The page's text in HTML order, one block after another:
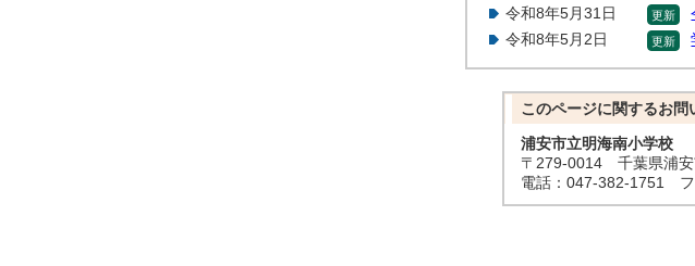
令和8年5月31日
更新
令和8年5月2日
更新
このページに関するお問
浦安市立明海南小学校
〒279-0014 千葉県浦安
電話：047-382-1751